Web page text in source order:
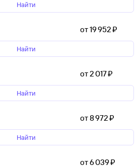
Найти
от 19 ⁠952 ⁠₽
Найти
от 2 ⁠017 ⁠₽
Найти
от 8 ⁠972 ⁠₽
Найти
от 6 ⁠039 ⁠₽